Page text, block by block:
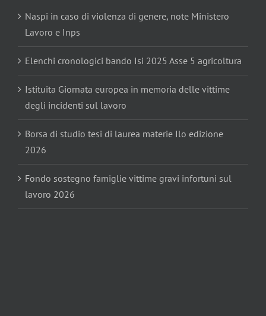
Naspi in caso di violenza di genere, note Ministero
Lavoro e Inps
Elenchi cronologici bando Isi 2025 Asse 5 agricoltura
Istituita Giornata europea in memoria delle vittime
degli incidenti sul lavoro
Borsa di studio tesi di laurea materie Ilo edizione
2026
Fondo sostegno famiglie vittime gravi infortuni sul
lavoro 2026